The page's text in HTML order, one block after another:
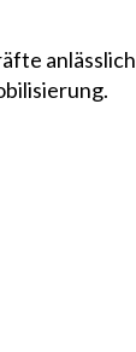
anlässlich